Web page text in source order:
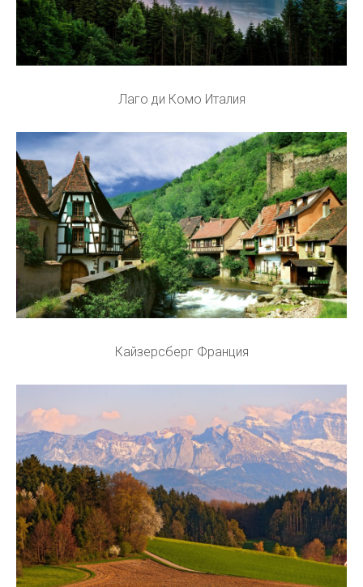
Лаго ди Комо Италия
Кайзерсберг Франция